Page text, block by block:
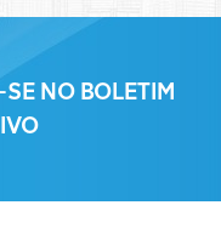
ERICSSON 2212 B31
KRC 161 893/1
Unidade de rádio
NO BOLETIM